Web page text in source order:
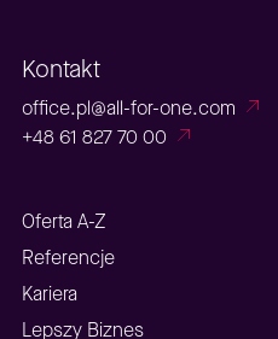
Kontakt
office.pl@all-for-one.com
+48 61 827 70 00
Oferta A-Z
Referencje
Kariera
Lepszy Biznes